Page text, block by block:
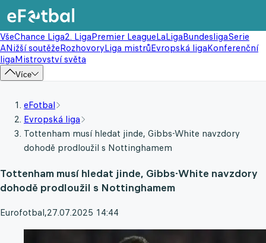
VšeChance Liga2. LigaPremier LeagueLaLigaBundesligaSerie
ANižší soutěžeRozhovoryLiga mistrůEvropská ligaKonferenční
ligaMistrovství světa
Více
eFotbal
Evropská liga
Tottenham musí hledat jinde, Gibbs-White navzdory
dohodě prodloužil s Nottinghamem
Tottenham musí hledat jinde, Gibbs-White navzdory
dohodě prodloužil s Nottinghamem
Eurofotbal,27.07.2025 14:44